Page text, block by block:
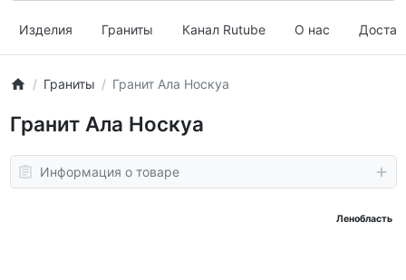
Изделия Граниты Канал Rutube О нас
Граниты Гранит Ала Носкуа
Гранит Ала Носкуа
Информация о товаре
Ленобласть